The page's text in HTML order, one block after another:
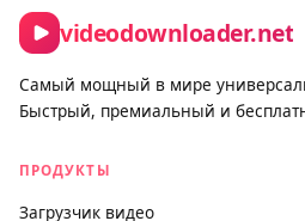
cases: saving your own social
open-license and Creative
publicly available media you have
block platforms where
provider, and we maintain a clear